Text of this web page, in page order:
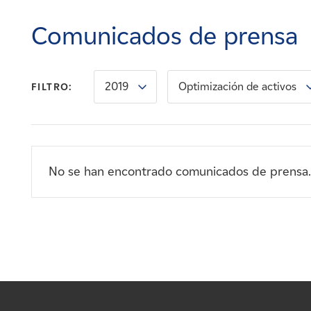
Noticias
Contacte con
Comunicados de prensa
FILTRO: 2019 Optimización de activos
No se han encontrado comunicados de prensa.